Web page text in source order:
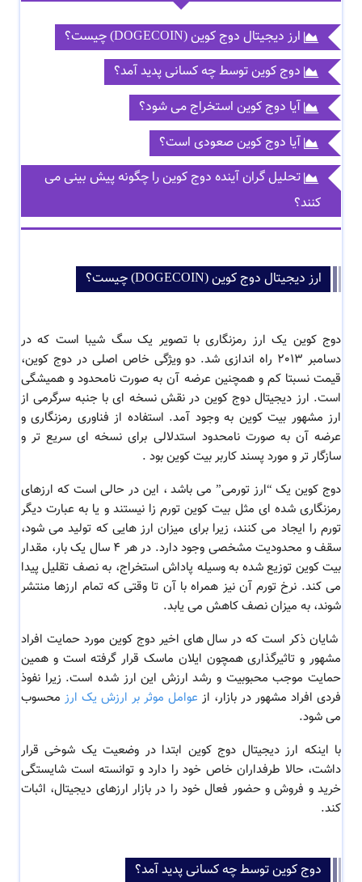
ارز دیجیتال دوج کوین (DOGECOIN) چیست؟
دوج کوین توسط چه کسانی پدید آمد؟
آیا دوج کوین استخراج می شود؟
آیا دوج کوین صعودی است؟
تحلیل گران آینده دوج کوین را چگونه پیش بینی می
کنند؟
ارز دیجیتال دوج کوین (DOGECOIN) چیست؟
دوج کوین یک ارز رمزنگاری با تصویر یک سگ شیبا است که در
دسامبر ٢۰١٣ راه اندازی شد. دو ویژگی خاص اصلی در دوج کوین،
قیمت نسبتا کم و همچنین عرضه آن به صورت نامحدود و همیشگی
است. ارز دیجیتال دوج کوین در نقش نسخه ای با جنبه سرگرمی از
ارز مشهور بیت کوین به وجود آمد. استفاده از فناوری رمزنگاری و
عرضه آن به صورت نامحدود استدلالی برای نسخه ای سریع تر و
سازگار تر و مورد پسند کاربر بیت کوین بود .
دوج کوین یک “ارز تورمی” می باشد ، این در حالی است که ارزهای
رمزنگاری شده ای مثل بیت کوین تورم زا نیستند و یا به عبارت دیگر
تورم را ایجاد می کنند، زیرا برای میزان ارز هایی که تولید می شود،
سقف و محدودیت مشخصی وجود دارد. در هر ۴ سال یک بار، مقدار
بیت کوین توزیع شده به وسیله پاداش استخراج، به نصف تقلیل پیدا
می کند. نرخ تورم آن نیز همراه با آن تا وقتی که تمام ارزها منتشر
شوند، به میزان نصف کاهش می یابد.
شایان ذکر است که در سال های اخیر دوج کوین مورد حمایت افراد
مشهور و تاثیرگذاری همچون ایلان ماسک قرار گرفته است و همین
حمایت موجب محبوبیت و رشد ارزش این ارز شده است. زیرا نفوذ
فردی افراد مشهور در بازار، از عوامل موثر بر ارزش یک ارز محسوب
می شود.
با اینکه ارز دیجیتال دوج کوین ابتدا در وضعیت یک شوخی قرار
داشت، حالا طرفداران خاص خود را دارد و توانسته است شایستگی
خرید و فروش و حضور فعال خود را در بازار ارزهای دیجیتال، اثبات
کند.
دوج کوین توسط چه کسانی پدید آمد؟